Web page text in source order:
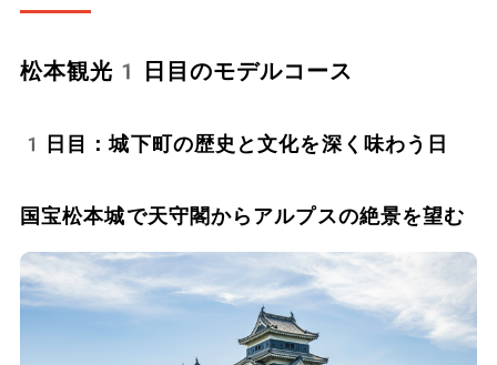
松本観光1日目のモデルコース
1日目：城下町の歴史と文化を深く味わう日
国宝松本城で天守閣からアルプスの絶景を望む